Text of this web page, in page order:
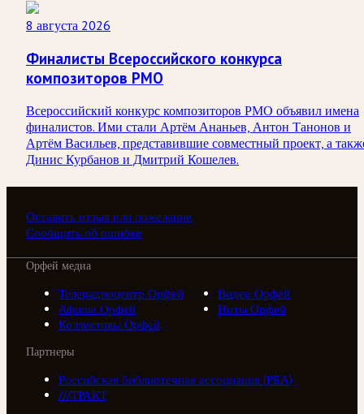
8 августа 2026
Финалисты Всероссийского конкурса
композиторов РМО
Всероссийский конкурс композиторов РМО объявил имена
финалистов. Ими стали Артём Ананьев, Антон Танонов и
Артём Васильев, представившие совместный проект, а
Динис Курбанов и Дмитрий Кошелев.
Оставить отзыв или пожелание
Сообщить об ошибке
Орфей медиа
Телерадиоцентр Орфей
Видео Орфей
Афиша Орфей
Ноты Орфей
Коллективы Орфей
Партнеры
Российская библиотечная ассоциация (РБА)
///ТРАКТ